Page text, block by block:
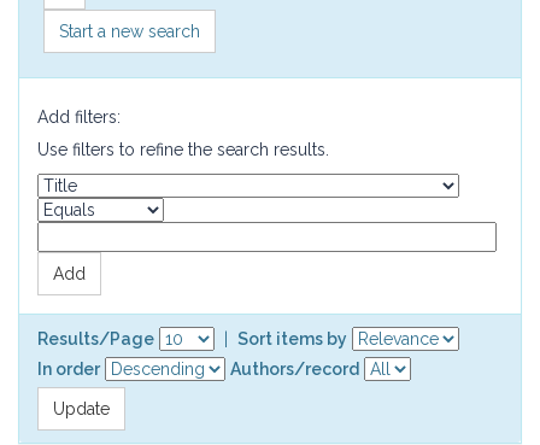
Start a new search
Add filters:
Use filters to refine the search results.
Results/Page
Sort items by
In order
Authors/record